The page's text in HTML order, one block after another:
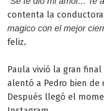
contenta la
magico con el mejor
feliz.
Paula vivió la gran
alentó a Pedro bien de
Después llegó el